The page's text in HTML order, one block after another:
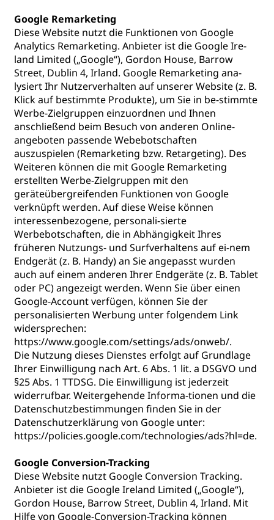
Google Remarketing
Diese Website nutzt die Funktionen von Google
Analytics Remarketing. Anbieter ist die Google Ire-
land Limited („Google“), Gordon House, Barrow
Street, Dublin 4, Irland. Google Remarketing ana-
lysiert Ihr Nutzerverhalten auf unserer Website (z. B.
Klick auf bestimmte Produkte), um Sie in be-stimmte
Werbe-Zielgruppen einzuordnen und Ihnen
anschließend beim Besuch von anderen Online-
angeboten passende Webebotschaften
auszuspielen (Remarketing bzw. Retargeting). Des
Weiteren können die mit Google Remarketing
erstellten Werbe-Zielgruppen mit den
geräteübergreifenden Funktionen von Google
verknüpft werden. Auf diese Weise können
interessenbezogene, personali-sierte
Werbebotschaften, die in Abhängigkeit Ihres
früheren Nutzungs- und Surfverhaltens auf ei-nem
Endgerät (z. B. Handy) an Sie angepasst wurden
auch auf einem anderen Ihrer Endgeräte (z. B. Tablet
oder PC) angezeigt werden. Wenn Sie über einen
Google-Account verfügen, können Sie der
personalisierten Werbung unter folgendem Link
widersprechen:
https://www.google.com/settings/ads/onweb/.
Die Nutzung dieses Dienstes erfolgt auf Grundlage
Ihrer Einwilligung nach Art. 6 Abs. 1 lit. a DSGVO und
§25 Abs. 1 TTDSG. Die Einwilligung ist jederzeit
widerrufbar. Weitergehende Informa-tionen und die
Datenschutzbestimmungen finden Sie in der
Datenschutzerklärung von Google unter:
https://policies.google.com/technologies/ads?hl=de.
Google Conversion-Tracking
Diese Website nutzt Google Conversion Tracking.
Anbieter ist die Google Ireland Limited („Google“),
Gordon House, Barrow Street, Dublin 4, Irland. Mit
Hilfe von Google-Conversion-Tracking können